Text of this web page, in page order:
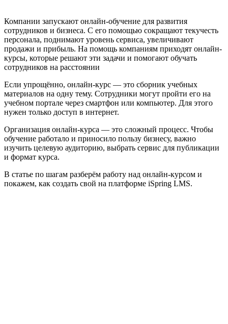
Компании запускают онлайн-обучение для развития
сотрудников и бизнеса. С его помощью сокращают текучесть
персонала, поднимают уровень сервиса, увеличивают
продажи и прибыль. На помощь компаниям приходят онлайн-
курсы, которые решают эти задачи и помогают обучать
сотрудников на расстоянии
Если упрощённо, онлайн-курс — это сборник учебных
материалов на одну тему. Сотрудники могут пройти его на
учебном портале через смартфон или компьютер. Для этого
нужен только доступ в интернет.
Организация онлайн-курса — это сложный процесс. Чтобы
обучение работало и приносило пользу бизнесу, важно
изучить целевую аудиторию, выбрать сервис для публикации
и формат курса.
В статье по шагам разберём работу над онлайн-курсом и
покажем, как создать свой на платформе iSpring LMS.